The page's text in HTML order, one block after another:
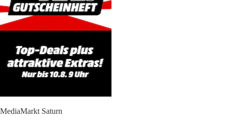
MediaMarkt Saturn